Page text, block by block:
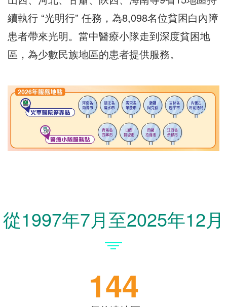
續執行 “光明行” 任務，為8,098名位貧困白內障
患者帶來光明。當中醫療小隊走到深度貧困地
區，為少數民族地區的患者提供服務。
從1997年7月至2025年12月
144